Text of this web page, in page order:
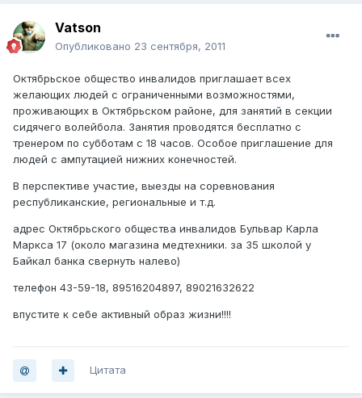
Vatson
Опубликовано 23 сентября, 2011
Октябрьское общество инвалидов приглашает всех
желающих людей с ограниченными возможностями,
проживающих в Октябрьском районе, для занятий в секции
сидячего волейбола. Занятия проводятся бесплатно с
тренером по субботам с 18 часов. Особое приглашение для
людей с ампутацией нижних конечностей.
В перспективе участие, выезды на соревнования
республиканские, региональные и т.д.
адрес Октябрьского общества инвалидов Бульвар Карла
Маркса 17 (около магазина медтехники. за 35 школой у
Байкал банка свернуть налево)
телефон 43-59-18, 89516204897, 89021632622
впустите к себе активный образ жизни!!!!
Цитата